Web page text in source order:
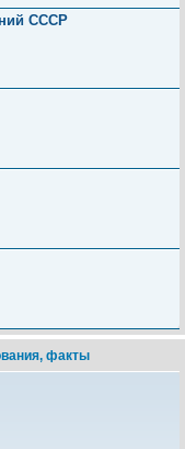
CCCP
факты